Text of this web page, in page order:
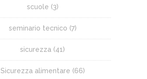
scuole (3)
seminario tecnico (7)
sicurezza (41)
Sicurezza alimentare (66)